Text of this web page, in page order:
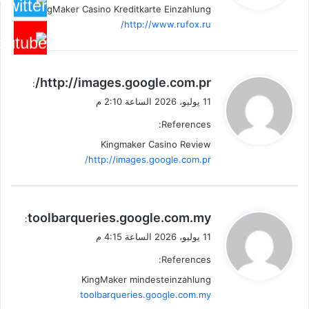
KingMaker Casino Kreditkarte Einzahlung
http://www.rufox.ru/
ي
ق
ل
http://images.google.com.pr/
:
11 يوليو، 2026 الساعة 2:10 م
References:
Kingmaker Casino Review
http://images.google.com.pr/
ي
ق
ل
toolbarqueries.google.com.my
:
11 يوليو، 2026 الساعة 4:15 م
References:
KingMaker mindesteinzahlung
toolbarqueries.google.com.my